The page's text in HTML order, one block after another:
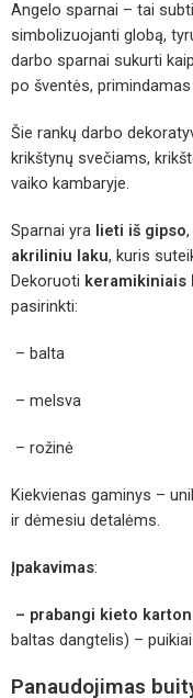
Angelo sparnai – tai
simbolizuojanti globą,
darbo sparnai sukurti
po šventės,
Šie rankų darbo
krikštynų svečiams,
vaiko kambaryje.
Sparnai yra lieti iš gipso
akriliniu laku, kuris
Dekoruoti keramikiniais
pasirinkti:
– balta
– melsva
– rožinė
Kiekvienas gaminys –
ir dėmesiu detalėms.
Įpakavimas:
– prabangi kieto
baltas dangtelis) –
Panaudojimas